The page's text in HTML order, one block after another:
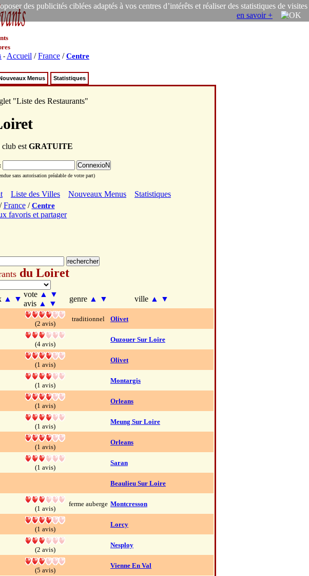
des publicités ciblées adaptés à vos centres d’intérêts et réaliser des statistiques de visites
en savoir +
- Accueil /France /Centre
Menus Statistiques
"Liste des Restaurants"
est GRATUITE
sans autorisation préalable de votre part)
Liste des Villes Nouveaux Menus
Statistiques
/France/Centre
du Loiret
▲ ▼
vote ▲
▼
avis ▲ ▼
genre ▲ ▼ ville ▲
▼
(2 avis)
traditionnel Olivet
(4 avis)
Ouzouer Sur Loire
(1 avis)
Olivet
(1 avis)
Montargis
(1 avis)
Orleans
(1 avis)
Meung Sur Loire
(1 avis)
Orleans
(1 avis)
Saran
Beaulieu Sur Loire
(1 avis)
ferme auberge Montcresson
(1 avis)
Lorcy
(2 avis)
Nesploy
(5 avis)
Vienne En Val